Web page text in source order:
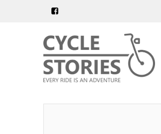
Pagrindinis Prekių paieška